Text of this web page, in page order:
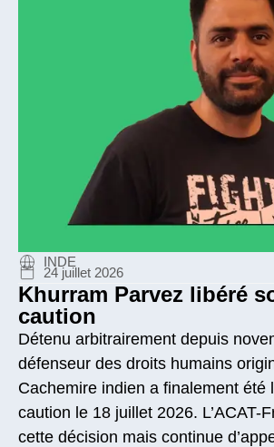
INDE
24 juillet 2026
Khurram Parvez libéré
caution
Détenu arbitrairement depuis
défenseur des droits humains
Cachemire indien a finalement été
caution le 18 juillet 2026. L’ACAT-
cette décision mais continue